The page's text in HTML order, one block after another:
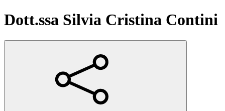
Dott.ssa Silvia Cristina Contini